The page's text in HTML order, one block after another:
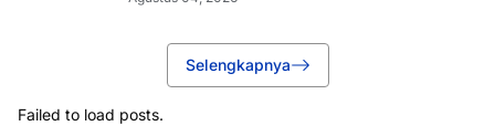
Selengkapnya
Failed to load posts.